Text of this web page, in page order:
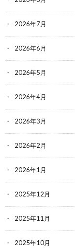
2026年7月
2026年6月
2026年5月
2026年4月
2026年3月
2026年2月
2026年1月
2025年12月
2025年11月
2025年10月